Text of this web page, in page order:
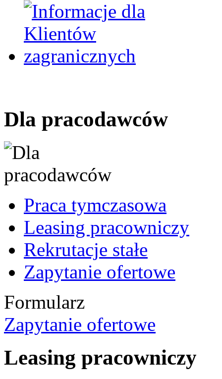
Dla pracodawców
Praca tymczasowa
Leasing pracowniczy
Rekrutacje stałe
Zapytanie ofertowe
Formularz
Zapytanie ofertowe
Leasing pracowniczy